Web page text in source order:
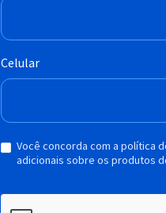
Celular
Você concorda com a política
adicionais sobre os produtos